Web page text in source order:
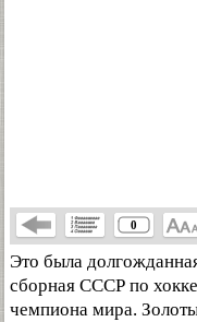
0
Это была
сборная СССР по
чемпиона мира.